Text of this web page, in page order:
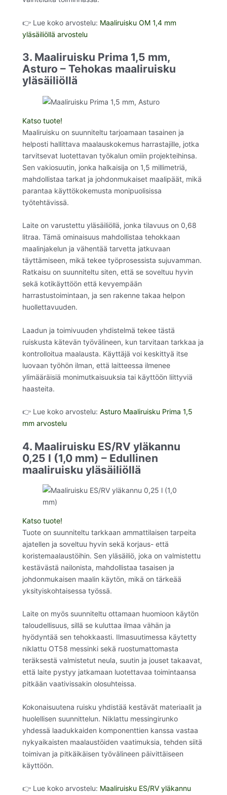
👉 Lue koko arvostelu: Maaliruisku OM 1,4 mm
yläsäiliöllä arvostelu
3. Maaliruisku Prima 1,5 mm,
Asturo – Tehokas maaliruisku
yläsäiliöllä
Katso tuote!
Maaliruisku on suunniteltu tarjoamaan tasainen ja
helposti hallittava maalauskokemus harrastajille, jotka
tarvitsevat luotettavan työkalun omiin projekteihinsa.
Sen vakiosuutin, jonka halkaisija on 1,5 millimetriä,
mahdollistaa tarkat ja johdonmukaiset maalipäät, mikä
parantaa käyttökokemusta monipuolisissa
työtehtävissä.
Laite on varustettu yläsäiliöllä, jonka tilavuus on 0,68
litraa. Tämä ominaisuus mahdollistaa tehokkaan
maalinjakelun ja vähentää tarvetta jatkuvaan
täyttämiseen, mikä tekee työprosessista sujuvamman.
Ratkaisu on suunniteltu siten, että se soveltuu hyvin
sekä kotikäyttöön että kevyempään
harrastustoimintaan, ja sen rakenne takaa helpon
huollettavuuden.
Laadun ja toimivuuden yhdistelmä tekee tästä
ruiskusta kätevän työvälineen, kun tarvitaan tarkkaa ja
kontrolloitua maalausta. Käyttäjä voi keskittyä itse
luovaan työhön ilman, että laitteessa ilmenee
ylimääräisiä monimutkaisuuksia tai käyttöön liittyviä
haasteita.
👉 Lue koko arvostelu: Asturo Maaliruisku Prima 1,5
mm arvostelu
4. Maaliruisku ES/RV yläkannu
0,25 l (1,0 mm) – Edullinen
maaliruisku yläsäiliöllä
Katso tuote!
Tuote on suunniteltu tarkkaan ammattilaisen tarpeita
ajatellen ja soveltuu hyvin sekä korjaus- että
koristemaalaustöihin. Sen yläsäiliö, joka on valmistettu
kestävästä nailonista, mahdollistaa tasaisen ja
johdonmukaisen maalin käytön, mikä on tärkeää
yksityiskohtaisessa työssä.
Laite on myös suunniteltu ottamaan huomioon käytön
taloudellisuus, sillä se kuluttaa ilmaa vähän ja
hyödyntää sen tehokkaasti. Ilmasuutimessa käytetty
niklattu OT58 messinki sekä ruostumattomasta
teräksestä valmistetut neula, suutin ja jouset takaavat,
että laite pystyy jatkamaan luotettavaa toimintaansa
pitkään vaativissakin olosuhteissa.
Kokonaisuutena ruisku yhdistää kestävät materiaalit ja
huolellisen suunnittelun. Niklattu messingirunko
yhdessä laadukkaiden komponenttien kanssa vastaa
nykyaikaisten maalaustöiden vaatimuksia, tehden siitä
toimivan ja pitkäikäisen työvälineen päivittäiseen
käyttöön.
👉 Lue koko arvostelu: Maaliruisku ES/RV yläkannu